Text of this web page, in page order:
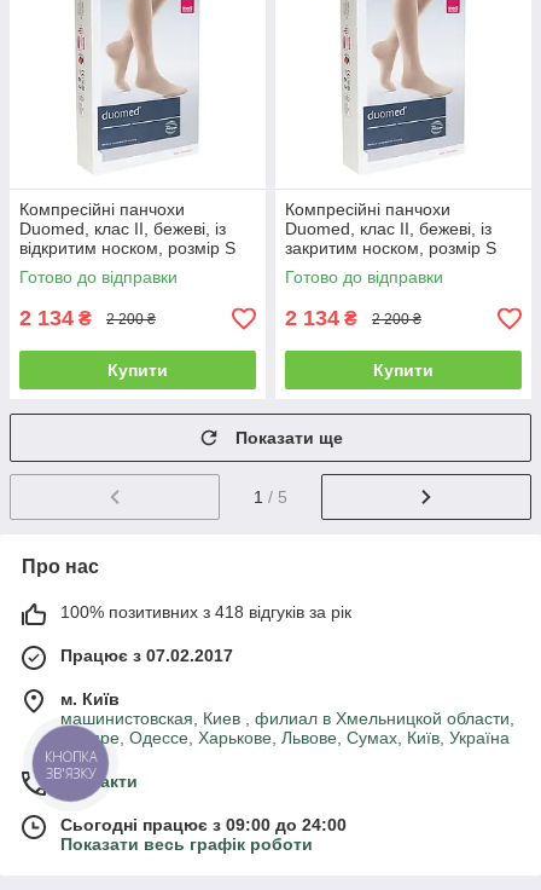
Компресійні панчохи
Duomed, клас II, бежеві, із
відкритим носком, розмір S
(V261002000)
Готово до відправки
2 134 ₴ 2 200 ₴
Купити
Компресійні панчохи
Duomed, клас II, бежеві, із
закритим носком, розмір S
(V261012000)
Готово до відправки
2 134 ₴ 2 200 ₴
Купити
Показати ще
1 / 5
Про нас
100% позитивних з 418 відгуків за рік
Працює з 07.02.2017
м. Київ
машинистовская, Киев , филиал в Хмельницкой области,
Днепре, Одессе, Харькове, Львове, Сумах, Київ, Україна
Контакти
Сьогодні працює з 09:00 до 24:00
Показати весь графік роботи
КНОПКА
ЗВ'ЯЗКУ